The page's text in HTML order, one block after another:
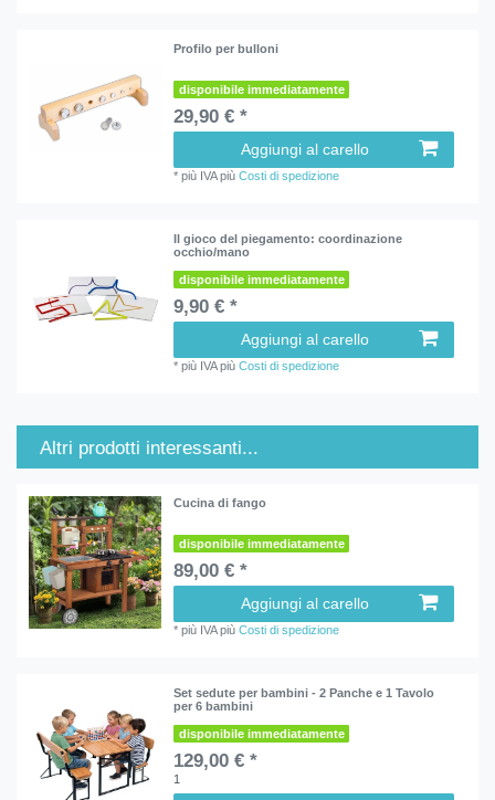
Profilo per bulloni
disponibile immediatamente
29,90 € *
Aggiungi al carello
*più IVApiùCosti di spedizione
Il gioco del piegamento: coordinazione
occhio/mano
disponibile immediatamente
9,90 € *
Aggiungi al carello
*più IVApiùCosti di spedizione
Altri prodotti interessanti...
Cucina di fango
disponibile immediatamente
89,00 € *
Aggiungi al carello
*più IVApiùCosti di spedizione
Set sedute per bambini - 2 Panche e 1 Tavolo
per 6 bambini
disponibile immediatamente
129,00 € *
1